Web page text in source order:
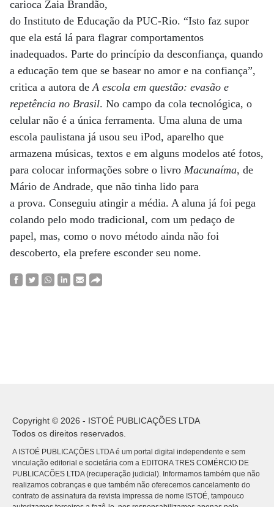
carioca Zaia Brandão,
do Instituto de Educação da PUC-Rio. “Isto faz supor
que ela está lá para flagrar comportamentos
inadequados. Parte do princípio da desconfiança, quando
a educação tem que se basear no amor e na confiança”,
critica a autora deA escola em questão: evasão e
repetência no Brasil. No campo da cola tecnológica, o
celular não é a única ferramenta. Uma aluna de uma
escola paulistana já usou seu iPod, aparelho que
armazena músicas, textos e em alguns modelos até fotos,
para colocar informações sobre o livro Macunaíma, de
Mário de Andrade, que não tinha lido para
a prova. Conseguiu atingir a média. A aluna já foi pega
colando pelo modo tradicional, com um pedaço de
papel, mas, como o novo método ainda não foi
descoberto, ela prefere esconder seu nome.
Copyright © 2026 - ISTOÉ PUBLICAÇÕES LTDA
Todos os direitos reservados.
A ISTOÉ PUBLICAÇÕES LTDA é um portal digital independente e sem
vinculação editorial e societária com a EDITORA TRES COMÉRCIO DE
PUBLICACÕES LTDA (recuperação judicial). Informamos também que não
realizamos cobranças e que também não oferecemos cancelamento do
contrato de assinatura da revista impressa de nome ISTOÉ, tampouco